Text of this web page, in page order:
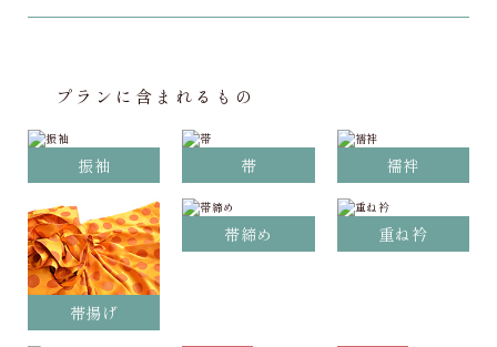
プランに含まれるもの
振袖 帯 襦袢
帯揚げ
帯締め 重ね衿